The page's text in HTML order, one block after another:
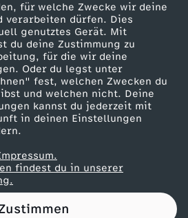
für welche Zwecke wir deine
verarbeiten dürfen. Dies
genutztes Gerät. Mit
du deine Zustimmung zu
für die wir deine
Oder du legst unter
fest, welchen Zwecken du
und welchen nicht. Deine
kannst du jederzeit mit
in deinen Einstellungen
findest du in unserer